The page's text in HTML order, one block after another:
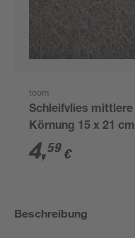
toom
Schleifvlies mittlere
Körnung 15 x 21 cm
4,59 €
Beschreibung